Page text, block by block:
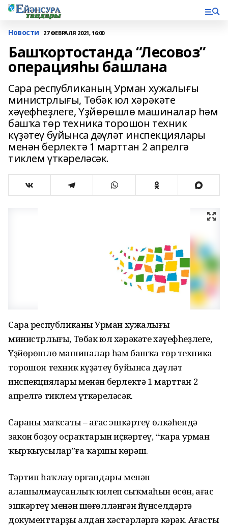
Новости 27 ФЕВРАЛЯ 2021, 16:00
Башҡортостанда “Лесовоз”
операцияһы башлана
Сара республиканың Урман хужалығы
министрлығы, Төбәк юл хәрәкәте
хәүефһеҙлеге, Үҙйөрөшлө машиналар һәм
башҡа төр техника торошон техник
күҙәтеү буйынса дәүләт инспекциялары
менән берлектә 1 марттан 2 апрелгә
тиклем үткәреләсәк.
Сара республиканың Урман хужалығы
министрлығы, Төбәк юл хәрәкәте хәүефһеҙлеге,
Үҙйөрөшлө машиналар һәм башҡа төр техника
торошон техник күҙәтеү буйынса дәүләт
инспекциялары менән берлектә 1 марттан 2
апрелгә тиклем үткәреләсәк.
Сараның маҡсаты – ағас эшкәртеү өлкәһендә
закон боҙоу осраҡтарын иҫкәртеү, “ҡара урман
ҡырҡыусылар”ға ҡаршы көрәш.
Тәртип һаҡлау органдары менән
аңлашылмаусанлыҡ килеп сыҡмаһын өсөн, ағас
эшкәртеү менән шөғөлләнгән йүнселдәргә
документтарҙы алдан хәстәрләргә кәрәк. Ағасты